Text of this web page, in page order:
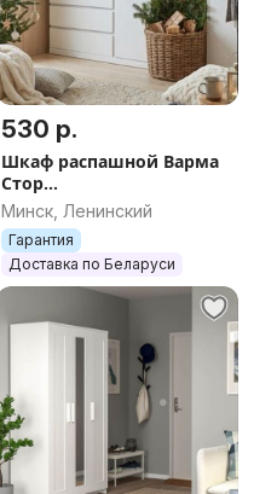
530 р.
Шкаф распашной Варма
Стор
80/105/123/144222х57 см
[от фабрики ИКЕА]
Минск, Ленинский
Гарантия
Доставка по Беларуси